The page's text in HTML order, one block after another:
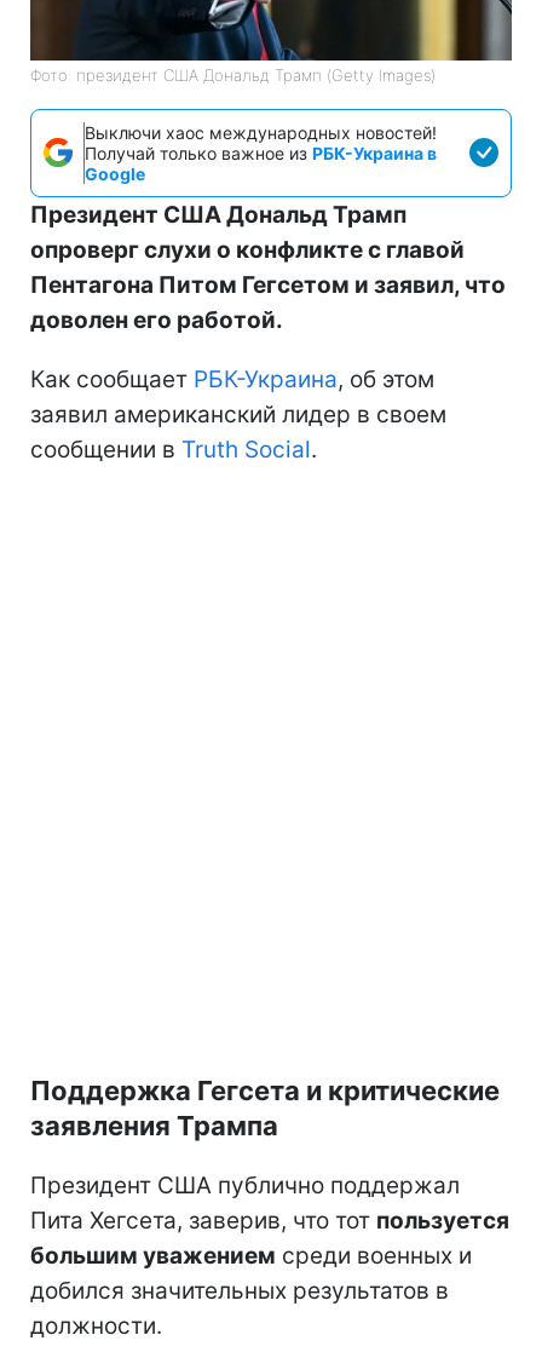
Фото: президент США Дональд Трамп (Getty Images)
Выключи хаос международных новостей!
Получай только важное из РБК-Украина в
Google
Президент США Дональд Трамп
опроверг слухи о конфликте с главой
Пентагона Питом Гегсетом и заявил, что
доволен его работой.
Как сообщает РБК-Украина, об этом
заявил американский лидер в своем
сообщении в Truth Social.
Поддержка Гегсета и критические
заявления Трампа
Президент США публично поддержал
Пита Хегсета, заверив, что тот пользуется
большим уважением среди военных и
добился значительных результатов в
должности.